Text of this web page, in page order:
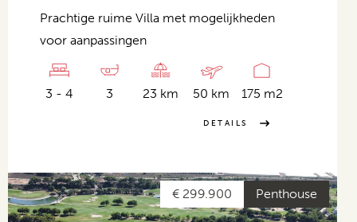
Prachtige ruime Villa met mogelijkheden
voor aanpassingen
3 - 4 3 23 km 50 km 175 m2
DETAILS
Penthouse
€ 299.900